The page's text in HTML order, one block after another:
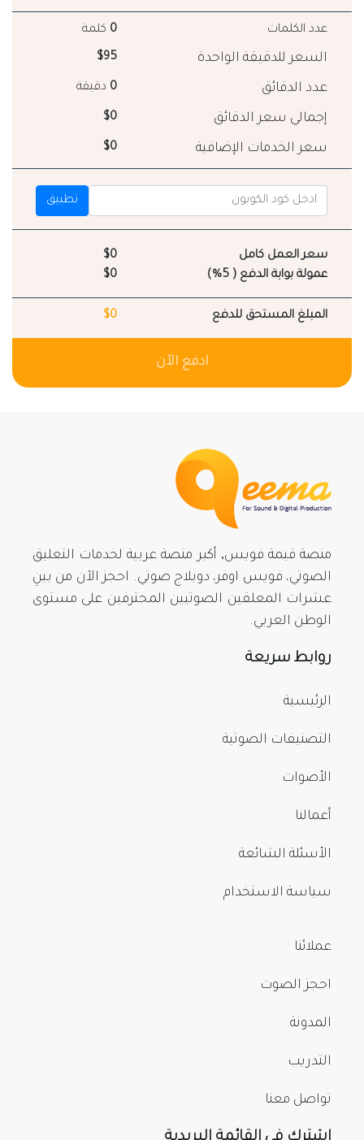
عدد الكلمات 0 كلمة
السعر للدقيقة الواحدة $95
عدد الدقائق 0 دقيقة
إجمالي سعر الدقائق $0
سعر الخدمات الإضافية $0
تطبيق
سعر العمل كامل
$0
عمولة بوابة الدفع ( 5%)
$0
المبلغ المستحق للدفع $0
ادفع الآن
منصة قيمة فويس, أكبر منصة عربية لخدمات التعليق
الصوتي، فويس اوفر، دوبلاج صوتي. احجز الآن من بينِ
عشرات المعلقين الصوتيين المحترفين على مستوى
الوطن العربي.
روابط سريعة
الرئيسية
التصنيفات الصوتية
الأصوات
أعمالنا
الأسئلة الشائعة
سياسة الاستخدام
عملائنا
احجز الصوت
المدونة
التدريب
تواصل معنا